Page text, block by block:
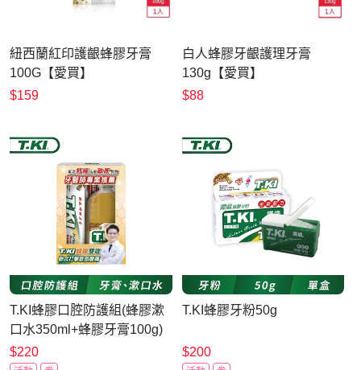
紐西蘭紅印護齦蜂膠牙膏
100G【愛買】
$159
白人蜂膠牙齦護理牙膏
130g【愛買】
$88
T.KI蜂膠口腔防護組(蜂膠漱
口水350ml+蜂膠牙膏100g)
$220
T.KI蜂膠牙粉50g
$200